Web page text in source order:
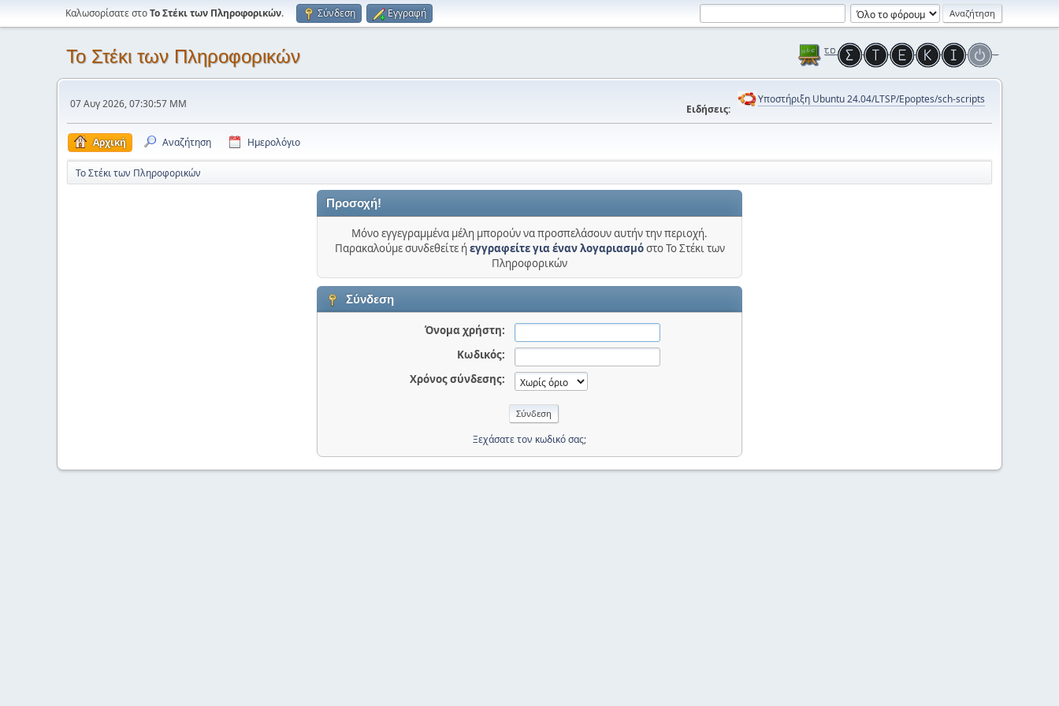
Καλωσορίσατε στοΤο Στέκι των Πληροφορικών. Σύνδεση Εγγραφή
Το Στέκι των Πληροφορικών
07 Αυγ 2026, 07:30:57 ΜΜ Ειδήσεις:
Υποστήριξη Ubuntu 24.04/LTSP/Epoptes/sch-scripts
Αρχική Αναζήτηση Ημερολόγιο
Το Στέκι των Πληροφορικών
Προσοχή!
Μόνο εγγεγραμμένα μέλη μπορούν να προσπελάσουν αυτήν την περιοχή.
Παρακαλούμε συνδεθείτε ήεγγραφείτε για έναν λογαριασμόστο Το Στέκι των
Πληροφορικών
Σύνδεση
Όνομα χρήστη:
Κωδικός:
Χρόνος σύνδεσης:
Ξεχάσατε τον κωδικό σας;